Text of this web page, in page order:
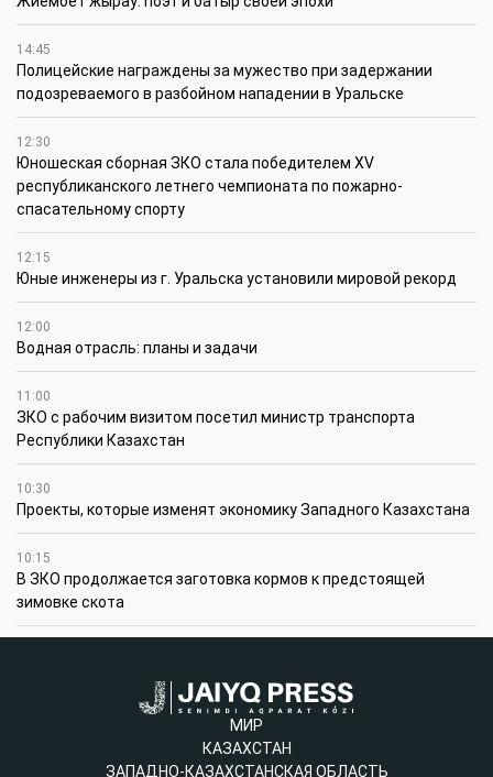
14:45
Полицейские награждены за мужество при задержании
подозреваемого в разбойном нападении в Уральске
12:30
Юношеская сборная ЗКО стала победителем XV
республиканского летнего чемпионата по пожарно-
спасательному спорту
12:15
Юные инженеры из г. Уральска установили мировой рекорд
12:00
Водная отрасль: планы и задачи
11:00
ЗКО с рабочим визитом посетил министр транспорта
Республики Казахстан
10:30
Проекты, которые изменят экономику Западного Казахстана
10:15
В ЗКО продолжается заготовка кормов к предстоящей
зимовке скота
МИР
КАЗАХСТАН
ЗАПАДНО-КАЗАХСТАНСКАЯ ОБЛАСТЬ